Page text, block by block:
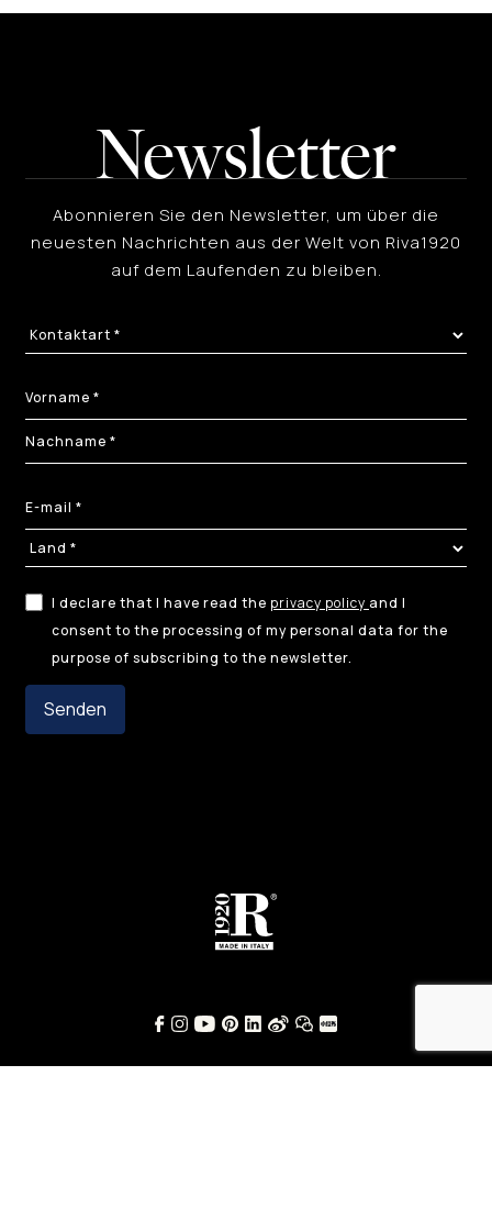
Newsletter
Abonnieren Sie den Newsletter, um über die
neuesten Nachrichten aus der Welt von Riva1920
auf dem Laufenden zu bleiben.
I declare that I have read the privacy policy and I
consent to the processing of my personal data for the
purpose of subscribing to the newsletter.
Senden